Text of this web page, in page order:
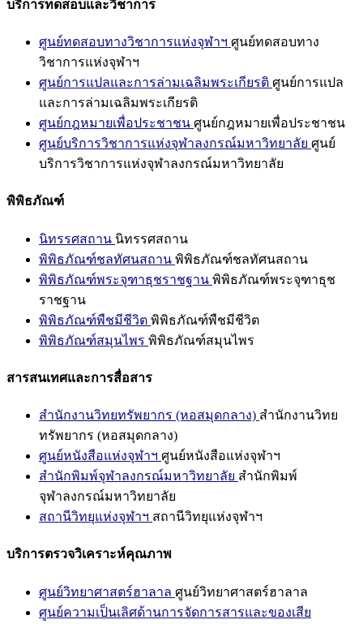
บริการทดสอบและวิชาการ
ศูนย์ทดสอบทางวิชาการแห่งจุฬาฯ ศูนย์ทดสอบทาง
วิชาการแห่งจุฬาฯ
ศูนย์การแปลและการล่ามเฉลิมพระเกียรติ ศูนย์การแปล
และการล่ามเฉลิมพระเกียรติ
ศูนย์กฎหมายเพื่อประชาชน ศูนย์กฎหมายเพื่อประชาชน
ศูนย์บริการวิชาการแห่งจุฬาลงกรณ์มหาวิทยาลัย ศูนย์
บริการวิชาการแห่งจุฬาลงกรณ์มหาวิทยาลัย
พิพิธภัณฑ์
นิทรรศสถาน นิทรรศสถาน
พิพิธภัณฑ์ชลทัศนสถาน พิพิธภัณฑ์ชลทัศนสถาน
พิพิธภัณฑ์พระจุฑาธุชราชฐาน พิพิธภัณฑ์พระจุฑาธุช
ราชฐาน
พิพิธภัณฑ์พืชมีชีวิต พิพิธภัณฑ์พืชมีชีวิต
พิพิธภัณฑ์สมุนไพร พิพิธภัณฑ์สมุนไพร
สารสนเทศและการสื่อสาร
สำนักงานวิทยทรัพยากร (หอสมุดกลาง) สำนักงานวิทย
ทรัพยากร (หอสมุดกลาง)
ศูนย์หนังสือแห่งจุฬาฯ ศูนย์หนังสือแห่งจุฬาฯ
สำนักพิมพ์จุฬาลงกรณ์มหาวิทยาลัย สำนักพิมพ์
จุฬาลงกรณ์มหาวิทยาลัย
สถานีวิทยุแห่งจุฬาฯ สถานีวิทยุแห่งจุฬาฯ
บริการตรวจวิเคราะห์คุณภาพ
ศูนย์วิทยาศาสตร์ฮาลาล ศูนย์วิทยาศาสตร์ฮาลาล
ศูนย์ความเป็นเลิศด้านการจัดการสารและของเสีย